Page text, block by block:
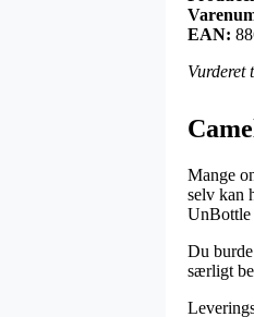
EAN:
Vurderet
Mange
selv kan
UnBottle
Du
særligt